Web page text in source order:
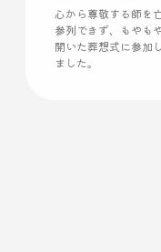
心から尊敬する師を
参列できず、もやも
開いた葬想式に参加
ました。